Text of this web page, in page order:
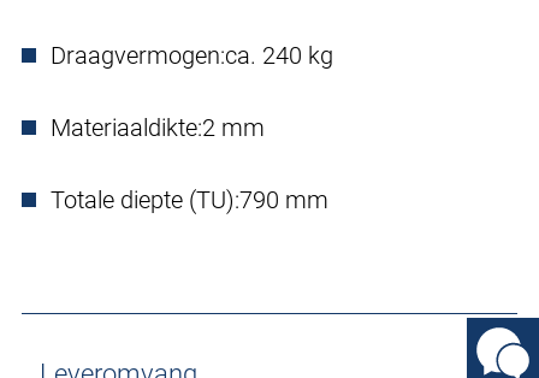
Draagvermogen:ca. 240 kg
Materiaaldikte:2 mm
Totale diepte (TU):790 mm